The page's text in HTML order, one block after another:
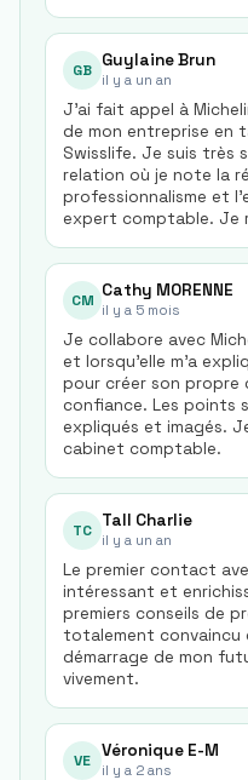
encore une fois de
GB Guylaine Brun
il y a un an
J'ai fait appel à
de mon entreprise en
Swisslife. Je suis très
relation où je note la
professionnalisme et
expert comptable. Je
CM Cathy MORENNE
il y a 5 mois
Je collabore avec
et lorsqu'elle m'a
pour créer son propre
confiance. Les points
expliqués et imagés.
cabinet comptable.
TC Tall Charlie
il y a un an
Le premier contact
intéressant et
premiers conseils de
totalement convaincu
démarrage de mon
vivement.
VE Véronique E-M
il y a 2 ans